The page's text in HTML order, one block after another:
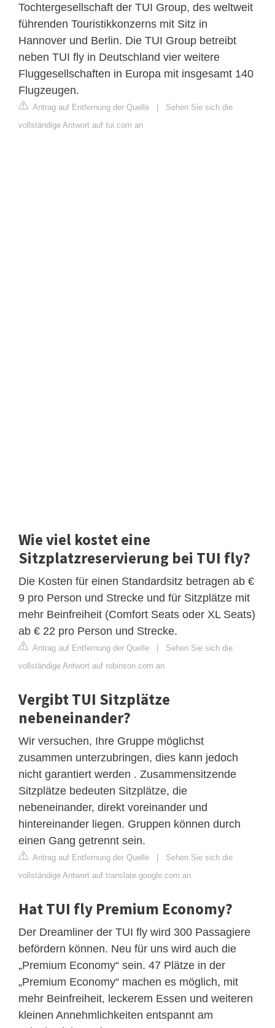
Tochtergesellschaft der TUI Group, des weltweit
führenden Touristikkonzerns mit Sitz in
Hannover und Berlin. Die TUI Group betreibt
neben TUI fly in Deutschland vier weitere
Fluggesellschaften in Europa mit insgesamt 140
Flugzeugen.
Antrag auf Entfernung der Quelle | Sehen Sie sich die
vollständige Antwort auf tui.com an
Wie viel kostet eine
Sitzplatzreservierung bei TUI fly?
Die Kosten für einen Standardsitz betragen ab €
9 pro Person und Strecke und für Sitzplätze mit
mehr Beinfreiheit (Comfort Seats oder XL Seats)
ab € 22 pro Person und Strecke.
Antrag auf Entfernung der Quelle | Sehen Sie sich die
vollständige Antwort auf robinson.com an
Vergibt TUI Sitzplätze
nebeneinander?
Wir versuchen, Ihre Gruppe möglichst
zusammen unterzubringen, dies kann jedoch
nicht garantiert werden . Zusammensitzende
Sitzplätze bedeuten Sitzplätze, die
nebeneinander, direkt voreinander und
hintereinander liegen. Gruppen können durch
einen Gang getrennt sein.
Antrag auf Entfernung der Quelle | Sehen Sie sich die
vollständige Antwort auf translate.google.com an
Hat TUI fly Premium Economy?
Der Dreamliner der TUI fly wird 300 Passagiere
befördern können. Neu für uns wird auch die
„Premium Economy“ sein. 47 Plätze in der
„Premium Economy“ machen es möglich, mit
mehr Beinfreiheit, leckerem Essen und weiteren
kleinen Annehmlichkeiten entspannt am